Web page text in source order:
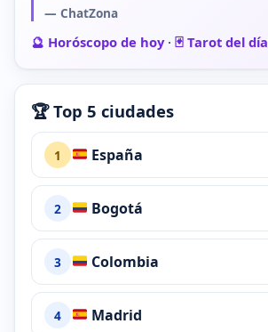
— ChatZona
🔮 Horóscopo de hoy· 🃏 Tarot del día
🏆 Top 5 ciudades
1 España
2 Bogotá
3 Colombia
4 Madrid